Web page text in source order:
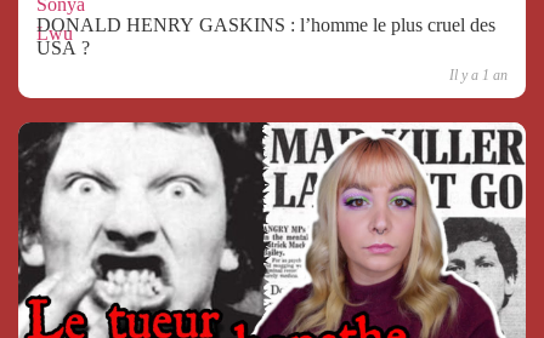
DONALD HENRY GASKINS : l’homme le plus cruel des
USA ?
Il y a 1 an